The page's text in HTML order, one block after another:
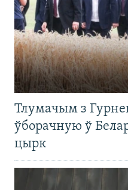
Тлумачым з
ўборачную ў
цырк